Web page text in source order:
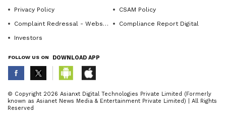
45 ದಿನಗಳಕಾಲ ನಡೆದ ಶಿಬಿರದಲ್ಲಿ ರಾಷ್ಟ್ರಪ್ರಶಸ್ತಿ ವಿಜೇತ
ರಾಘು ಪಾಲ್ಗೊಂಡು ಮಕ್ಕಳಿಗೆ ತರಬೇತಿ ನೀಡಿದರು. ದೇಗುಲದ
ನೀಡಿದರು.
ABOUT THE AUTHOR
K KannadaprabhaNewsNetwork
Privacy Policy
CSAM Policy
Complaint Redressal - Website
Compliance Report Digital
Investors
FOLLOW US ON DOWNLOAD APP
© Copyright 2026 Asianxt Digital Technologies Private Limited (Formerly
known as Asianet News Media & Entertainment Private Limited) | All Rights
Reserved